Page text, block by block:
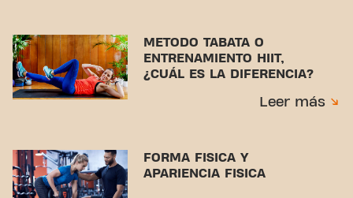
METODO TABATA O
ENTRENAMIENTO HIIT,
¿CUÁL ES LA DIFERENCIA?
Leer más
FORMA FISICA Y
APARIENCIA FISICA